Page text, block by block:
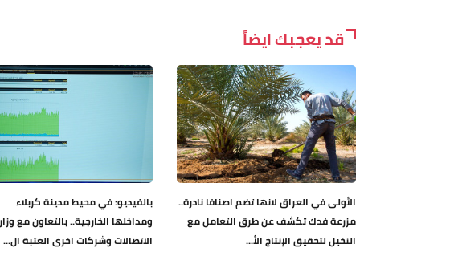
قد يعجبك ايضاً
الأولى في العراق لانها تضم اصنافا نادرة..
مزرعة فدك تكشف عن طرق التعامل مع
النخيل لتحقيق الإنتاج الأ...
بالفيديو: في محيط مدينة كربلاء
ومداخلها الخارجية.. بالتعاون مع
الاتصالات وشركات اخرى العتبة ال...